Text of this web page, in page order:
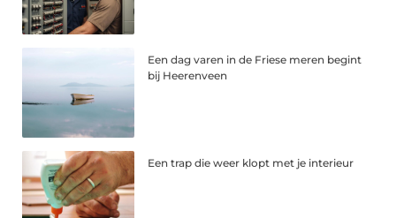
Een dag varen in de Friese meren begint
bij Heerenveen
Een trap die weer klopt met je interieur